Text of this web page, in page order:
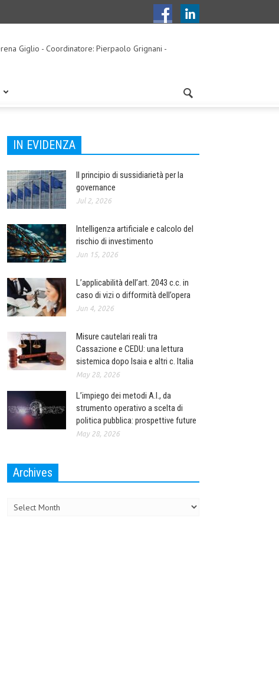
Giglio - Coordinatore: Pierpaolo Grignani -
IN EVIDENZA
Il principio di sussidiarietà per la
governance
Jul 2, 2026
Intelligenza artificiale e calcolo del
rischio di investimento
Jun 15, 2026
L’applicabilità dell’art. 2043 c.c. in
caso di vizi o difformità dell’opera
Jun 4, 2026
Misure cautelari reali tra
Cassazione e CEDU: una lettura
sistemica dopo Isaia e altri c. Italia
May 28, 2026
L’impiego dei metodi A.I., da
strumento operativo a scelta di
politica pubblica: prospettive future
May 28, 2026
Archives